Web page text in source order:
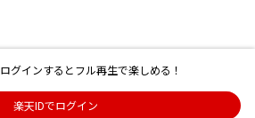
ログインするとフル再生で楽しめる！
楽天IDでログイン